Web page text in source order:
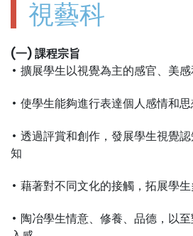
視藝科
(一)課程宗旨
• 擴展學生以視覺為主的感官、美
• 使學生能夠進行表達個人感情和
• 透過評賞和創作，發展學生視覺
知
• 藉著對不同文化的接觸，拓展學
• 陶冶學生情意、修養、品德，以